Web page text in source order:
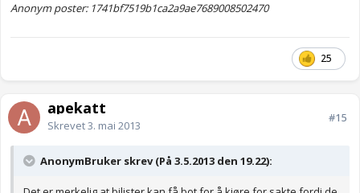
Anonym poster: 1741bf7519b1ca2a9ae7689008502470
25
apekatt
Skrevet3. mai 2013
#15
AnonymBruker skrev (På 3.5.2013 den 19.22):